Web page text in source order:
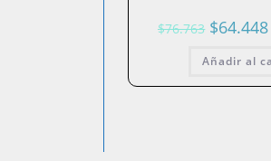
$76.763 El
precio
era:
$64.448
Añadir al